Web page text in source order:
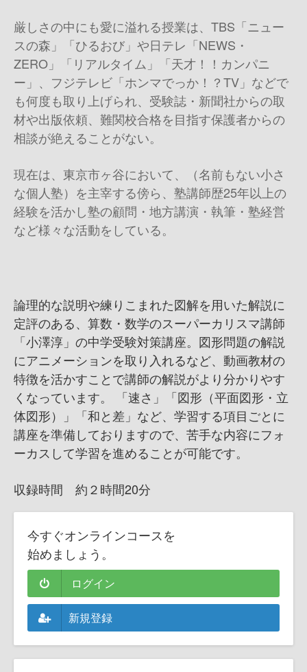
厳しさの中にも愛に溢れる授業は、TBS「ニュー
スの森」「ひるおび」や日テレ「NEWS・
ZERO」「リアルタイム」「天才！！カンパニ
ー」、フジテレビ「ホンマでっか！？TV」などで
も何度も取り上げられ、受験誌・新聞社からの取
材や出版依頼、難関校合格を目指す保護者からの
相談が絶えることがない。
現在は、東京市ヶ谷において、（名前もない小さ
な個人塾）を主宰する傍ら、塾講師歴25年以上の
経験を活かし塾の顧問・地方講演・執筆・塾経営
など様々な活動をしている。
論理的な説明や練りこまれた図解を用いた解説に
定評のある、算数・数学のスーパーカリスマ講師
「小澤淳」の中学受験対策講座。図形問題の解説
にアニメーションを取り入れるなど、動画教材の
特徴を活かすことで講師の解説がより分かりやす
くなっています。 「速さ」「図形（平面図形・立
体図形）」「和と差」など、学習する項目ごとに
講座を準備しておりますので、苦手な内容にフォ
ーカスして学習を進めることが可能です。
収録時間 約２時間20分
今すぐオンラインコースを
始めましょう。
ログイン
新規登録